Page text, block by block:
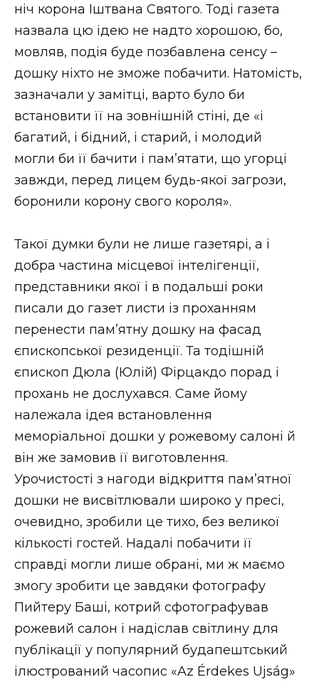
ніч корона Іштвана Святого. Тоді газета
назвала цю ідею не надто хорошою, бо,
мовляв, подія буде позбавлена сенсу –
дошку ніхто не зможе побачити. Натомість,
зазначали у замітці, варто було би
встановити її на зовнішній стіні, де «і
багатий, і бідний, і старий, і молодий
могли би її бачити і пам’ятати, що угорці
завжди, перед лицем будь-якої загрози,
боронили корону свого короля».
Такої думки були не лише газетярі, а і
добра частина місцевої інтелігенції,
представники якої і в подальші роки
писали до газет листи із проханням
перенести пам’ятну дошку на фасад
єпископської резиденції. Та тодішній
єпископ Дюла (Юлій) Фірцакдо порад і
прохань не дослухався. Саме йому
належала ідея встановлення
меморіальної дошки у рожевому салоні й
він же замовив її виготовлення.
Урочистості з нагоди відкриття пам’ятної
дошки не висвітлювали широко у пресі,
очевидно, зробили це тихо, без великої
кількості гостей. Надалі побачити її
справді могли лише обрані, ми ж маємо
змогу зробити це завдяки фотографу
Пийтеру Баші, котрий сфотографував
рожевий салон і надіслав світлину для
публікації у популярний будапештський
ілюстрований часопис «Az Érdekes Ujság»